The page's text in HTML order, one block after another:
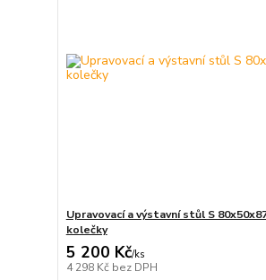
Upravovací a výstavní stůl S
kolečky
5 200 Kč/ks
4 298 Kč bez DPH